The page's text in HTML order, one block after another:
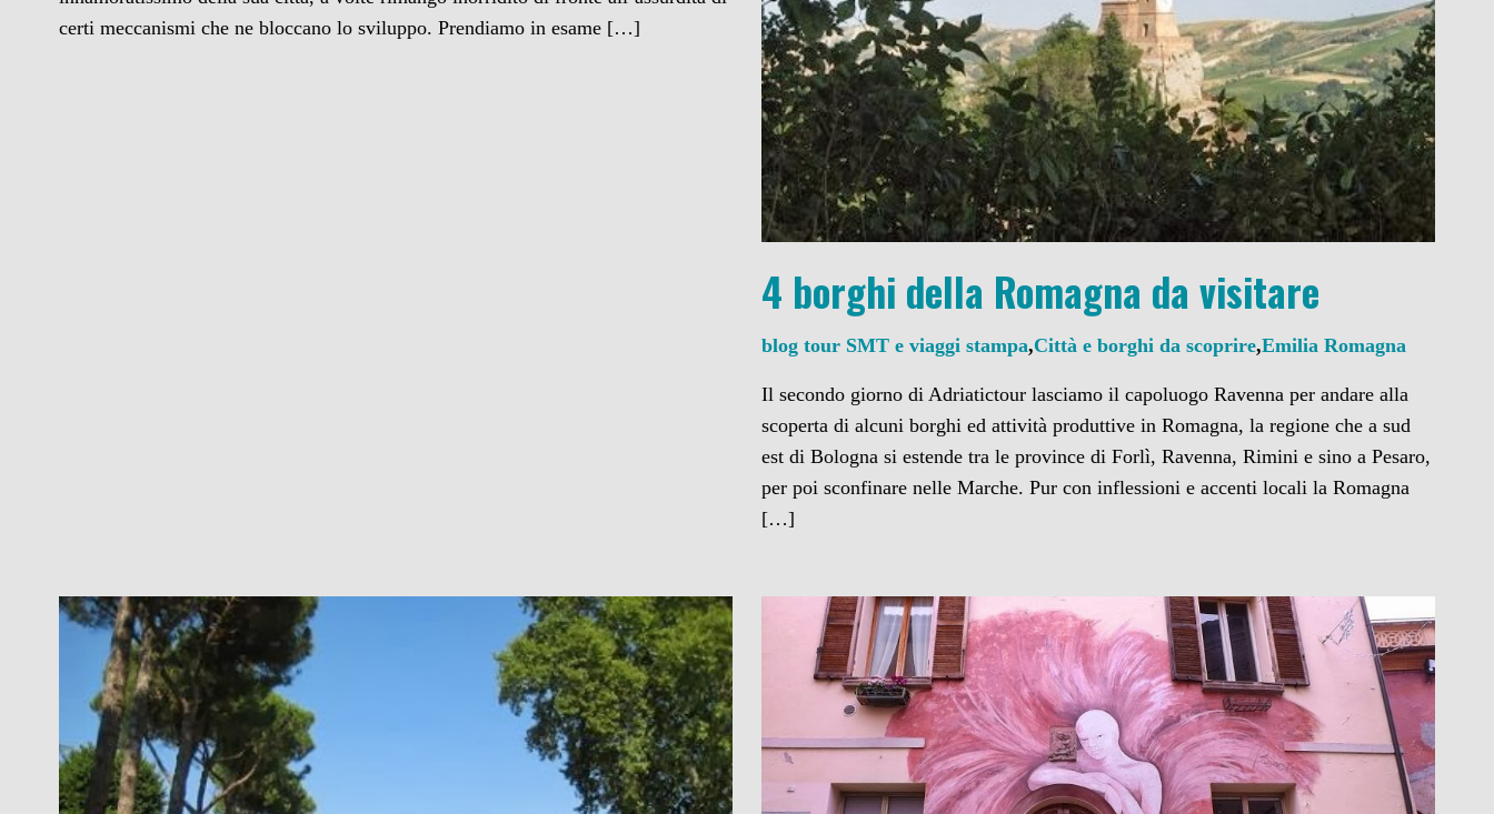
certi meccanismi che ne bloccano lo sviluppo. Prendiamo in esame […]
4 borghi della Romagna da visitare
blog tour SMT e viaggi stampa,Città e borghi da scoprire,Emilia Romagna
Il secondo giorno di Adriatictour lasciamo il capoluogo Ravenna per andare alla
scoperta di alcuni borghi ed attività produttive in Romagna, la regione che a sud
est di Bologna si estende tra le province di Forlì, Ravenna, Rimini e sino a Pesaro,
per poi sconfinare nelle Marche. Pur con inflessioni e accenti locali la Romagna
[…]